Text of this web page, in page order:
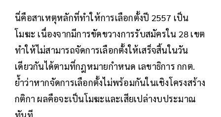
นี่คือสาเหตุหลักที่ทำให้การเลือกตั้งปี 2557 เป็น
โมฆะ เนื่องจากมีการขัดขวางการรับสมัครใน 28 เขต
ทำให้ไม่สามารถจัดการเลือกตั้งให้เสร็จสิ้นในวัน
เดียวกันได้ตามที่กฎหมายกำหนด เลขาธิการ กกต.
ย้ำว่าหากจัดการเลือกตั้งไม่พร้อมกันในเชิงโครงสร้าง
กติกา ผลคือจะเป็นโมฆะและเสียเปล่างบประมาณ